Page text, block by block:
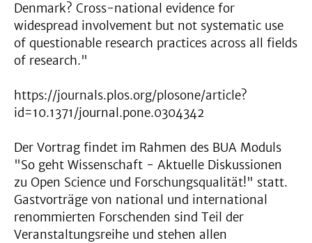
Denmark? Cross-national evidence for
widespread involvement but not systematic use
of questionable research practices across all fields
of research."
https://journals.plos.org/plosone/article?
id=10.1371/journal.pone.0304342
Der Vortrag findet im Rahmen des BUA Moduls
"So geht Wissenschaft - Aktuelle Diskussionen
zu Open Science und Forschungsqualität!" statt.
Gastvorträge von national und international
renommierten Forschenden sind Teil der
Veranstaltungsreihe und stehen allen